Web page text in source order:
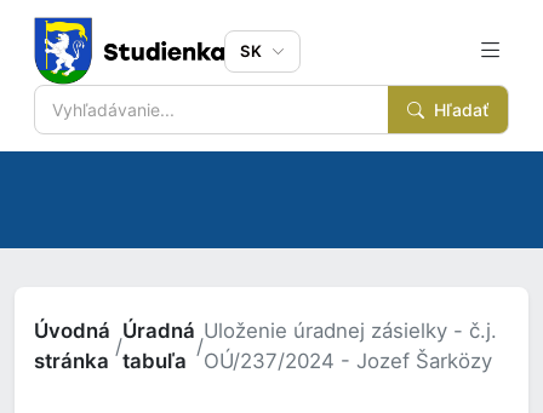
Hľadať
SK
Úvodná
stránka
/
Úradná
tabuľa
/
Uloženie úradnej zásielky - č.j.
OÚ/237/2024 - Jozef Šarközy